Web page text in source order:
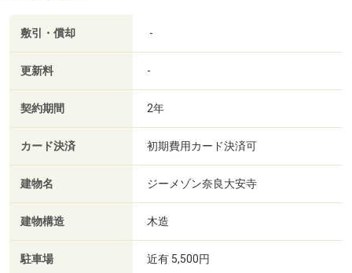
敷引・償却 -
更新料 -
契約期間 2年
カード決済 初期費用カード決済可
建物名 ジーメゾン奈良大安寺
建物構造 木造
駐車場 近有 5,500円